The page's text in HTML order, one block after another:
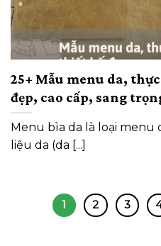
25+ Mẫu menu da,
đẹp, cao cấp, sang
Menu bìa da là loại
liệu da (da [...]
1 2 3